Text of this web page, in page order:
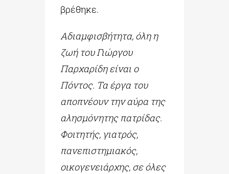
βρέθηκε.
Αδιαμφισβήτητα, όλη η
ζωή του Γιώργου
Παρχαρίδη είναι ο
Πόντος. Τα έργα του
αποπνέουν την αύρα της
αλησμόνη­της πατρίδας.
Φοιτητής, γιατρός,
πανεπιστημιακός,
οικογενειάρχης, σε όλες